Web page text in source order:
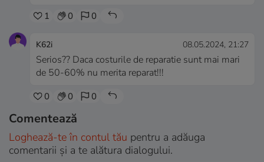
1 0 0
K62i 08.05.2024, 21:27
Serios?? Daca costurile de reparatie sunt mai mari
de 50-60% nu merita reparat!!!
0 0 0
Comentează
Loghează-te în contul tău pentru a adăuga
comentarii și a te alătura dialogului.